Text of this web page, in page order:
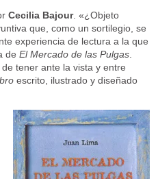
Cecilia Bajour. «¿Objeto
que, como un sortilegio, se
experiencia de lectura a la que
de El Mercado de las Pulgas.
tener ante la vista y entre
escrito, ilustrado y diseñado